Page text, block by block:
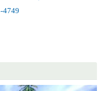
อบโจทย์นักท่องเที่ยวสาย
ขาใหญ่** = จุดยุทธศาสตร์ด้าน
4749